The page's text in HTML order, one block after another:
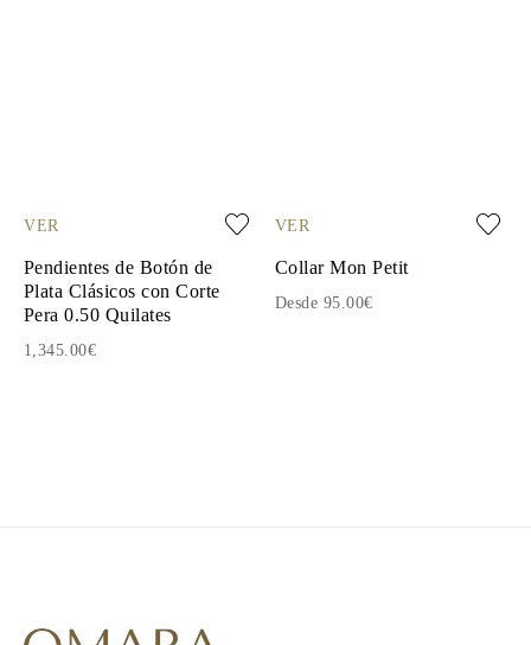
VER
Pendientes de Botón de
Plata Clásicos con Corte
Pera 0.50 Quilates
1,345.00€
VER
Collar Mon Petit
Desde 95.00€
7